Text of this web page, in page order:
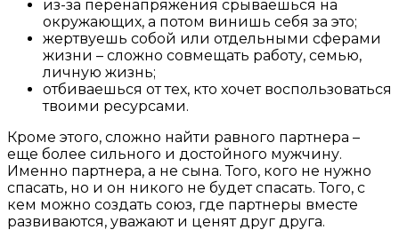
из-за перенапряжения срываешься на
окружающих, а потом винишь себя за это;
жертвуешь собой или отдельными сферами
жизни – сложно совмещать работу, семью,
личную жизнь;
отбиваешься от тех, кто хочет воспользоваться
твоими ресурсами.
Кроме этого, сложно найти равного партнера –
еще более сильного и достойного мужчину.
Именно партнера, а не сына. Того, кого не нужно
спасать, но и он никого не будет спасать. Того, с
кем можно создать союз, где партнеры вместе
развиваются, уважают и ценят друг друга.